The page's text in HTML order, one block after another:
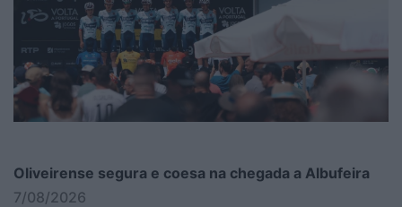
Oliveirense segura e coesa na chegada a Albufeira
7/08/2026